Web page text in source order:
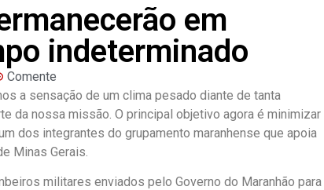
em
indeterminado
Comente
a sensação de um clima pesado diante de tanta
da nossa missão. O principal objetivo agora é minimizar
dos integrantes do grupamento maranhense que apoia
Minas Gerais.
militares enviados pelo Governo do Maranhão para